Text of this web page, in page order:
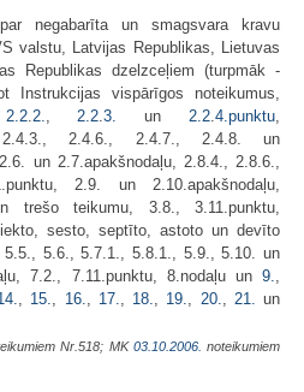
negabarīta un smagsvara kravu
valstu, Latvijas Republikas, Lietuvas
Republikas dzelzceļiem (turpmāk -
Instrukcijas vispārīgos noteikumus,
2.2.2.,2.2.3.un2.2.4.punktu,
2.4.3., 2.4.6., 2.4.7., 2.4.8. un
un 2.7.apakšnodaļu, 2.8.4., 2.8.6.,
2.9. un 2.10.apakšnodaļu,
trešo teikumu, 3.8., 3.11.punktu,
sesto, septīto, astoto un devīto
5.6., 5.7.1., 5.8.1., 5.9., 5.10. un
7.2., 7.11.punktu, 8.nodaļu un 9.,
, 15., 16., 17., 18., 19., 20., 21. un
Nr.518; MK 03.10.2006. noteikumiem